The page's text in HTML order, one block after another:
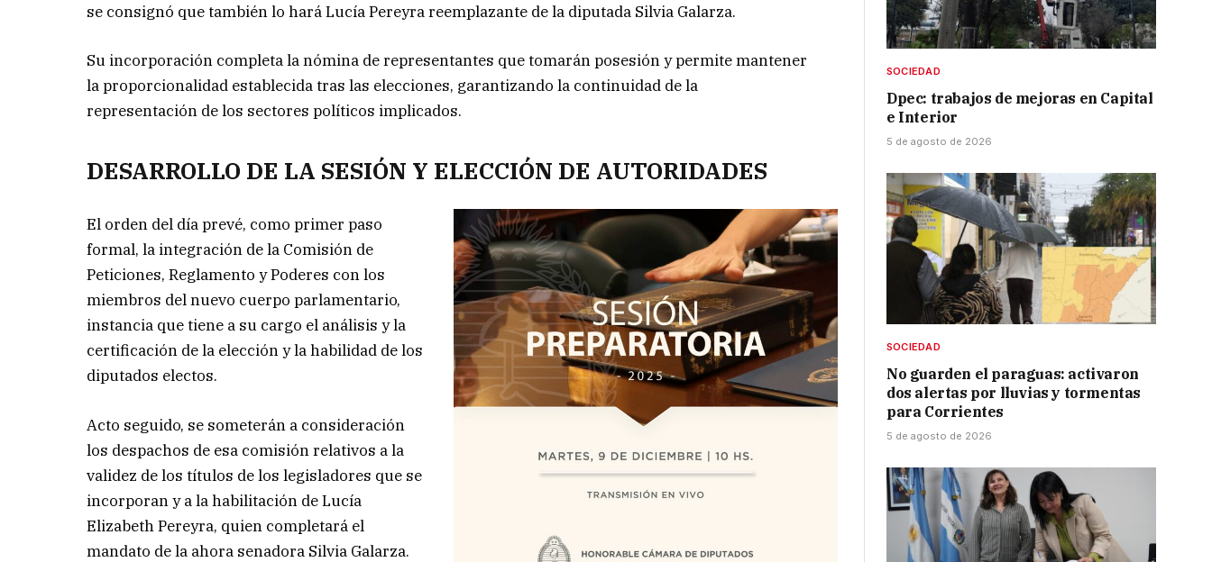
se consignó que también lo hará Lucía Pereyra reemplazante de la diputada Silvia Galarza.
Su incorporación completa la nómina de representantes que tomarán posesión y permite mantener
la proporcionalidad establecida tras las elecciones, garantizando la continuidad de la
representación de los sectores políticos implicados.
DESARROLLO DE LA SESIÓN Y ELECCIÓN DE AUTORIDADES
El orden del día prevé, como primer paso
formal, la integración de la Comisión de
Peticiones, Reglamento y Poderes con los
miembros del nuevo cuerpo parlamentario,
instancia que tiene a su cargo el análisis y la
certificación de la elección y la habilidad de los
diputados electos.
Acto seguido, se someterán a consideración
los despachos de esa comisión relativos a la
validez de los títulos de los legisladores que se
incorporan y a la habilitación de Lucía
Elizabeth Pereyra, quien completará el
mandato de la ahora senadora Silvia Galarza.
SOCIEDAD
Dpec: trabajos de mejoras en Capital
e Interior
5 de agosto de 2026
SOCIEDAD
No guarden el paraguas: activaron
dos alertas por lluvias y tormentas
para Corrientes
5 de agosto de 2026